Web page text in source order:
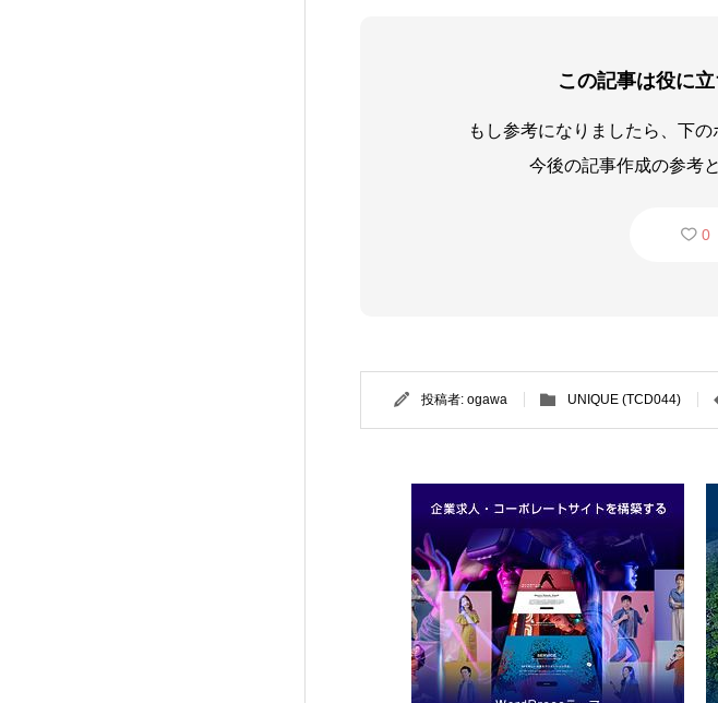
この記事は役に
もし参考になりましたら、下の
今後の記事作成の参考
0
投稿者: ogawa UNIQUE (TCD044)